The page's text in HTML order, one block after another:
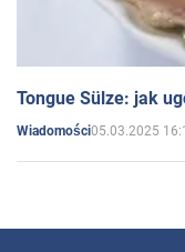
Tongue Sülze: jak
Wiadomości05.03.2025